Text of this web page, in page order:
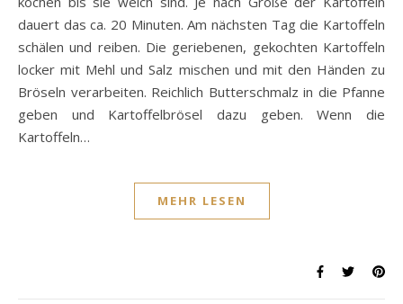
dauert das ca. 20 Minuten. Am nächsten Tag die Kartoffeln
schälen und reiben. Die geriebenen, gekochten Kartoffeln
locker mit Mehl und Salz mischen und mit den Händen zu
Bröseln verarbeiten. Reichlich Butterschmalz in die Pfanne
geben und Kartoffelbrösel dazu geben. Wenn die
Kartoffeln…
MEHR LESEN